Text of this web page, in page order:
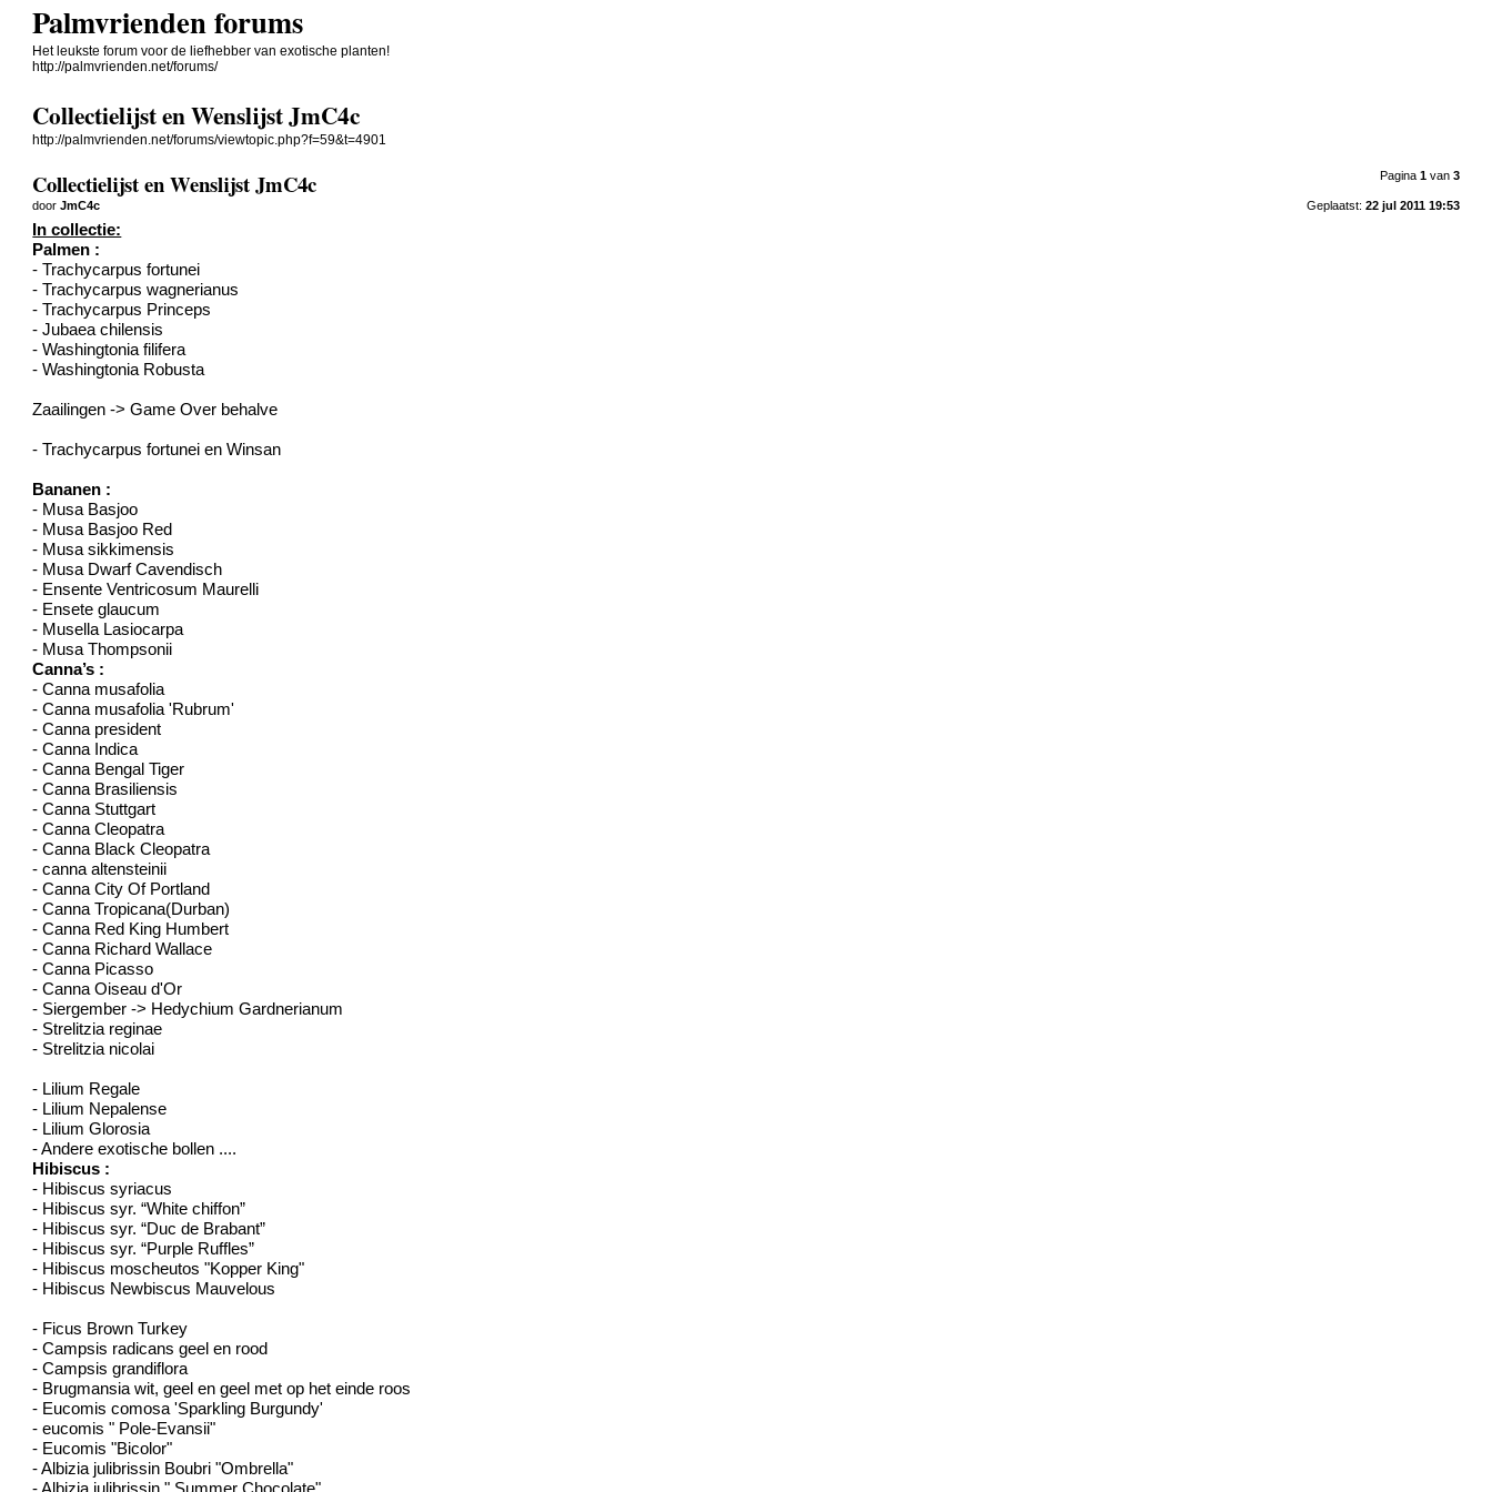
Palmvrienden forums
Het leukste forum voor de liefhebber van exotische planten!
http://palmvrienden.net/forums/
Collectielijst en Wenslijst JmC4c
http://palmvrienden.net/forums/viewtopic.php?f=59&t=4901
Pagina 1van 3
Collectielijst en Wenslijst JmC4c
Geplaatst: 22 jul 2011 19:53
doorJmC4c
In collectie:
Palmen :
- Trachycarpus fortunei
- Trachycarpus wagnerianus
- Trachycarpus Princeps
- Jubaea chilensis
- Washingtonia filifera
- Washingtonia Robusta
Zaailingen -> Game Over behalve
- Trachycarpus fortunei en Winsan
Bananen :
- Musa Basjoo
- Musa Basjoo Red
- Musa sikkimensis
- Musa Dwarf Cavendisch
- Ensente Ventricosum Maurelli
- Ensete glaucum
- Musella Lasiocarpa
- Musa Thompsonii
Canna’s :
- Canna musafolia
- Canna musafolia 'Rubrum'
- Canna president
- Canna Indica
- Canna Bengal Tiger
- Canna Brasiliensis
- Canna Stuttgart
- Canna Cleopatra
- Canna Black Cleopatra
- canna altensteinii
- Canna City Of Portland
- Canna Tropicana(Durban)
- Canna Red King Humbert
- Canna Richard Wallace
- Canna Picasso
- Canna Oiseau d'Or
- Siergember -> Hedychium Gardnerianum
- Strelitzia reginae
- Strelitzia nicolai
- Lilium Regale
- Lilium Nepalense
- Lilium Glorosia
- Andere exotische bollen ....
Hibiscus :
- Hibiscus syriacus
- Hibiscus syr. “White chiffon”
- Hibiscus syr. “Duc de Brabant”
- Hibiscus syr. “Purple Ruffles”
- Hibiscus moscheutos "Kopper King"
- Hibiscus Newbiscus Mauvelous
- Ficus Brown Turkey
- Campsis radicans geel en rood
- Campsis grandiflora
- Brugmansia wit, geel en geel met op het einde roos
- Eucomis comosa 'Sparkling Burgundy'
- eucomis " Pole-Evansii"
- Eucomis "Bicolor"
- Albizia julibrissin Boubri "Ombrella"
- Albizia julibrissin " Summer Chocolate"